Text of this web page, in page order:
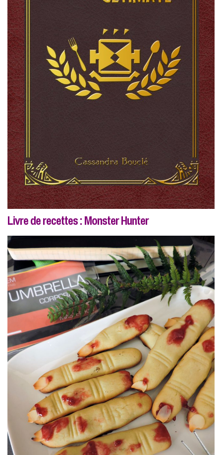
Livre de recettes : Monster Hunter